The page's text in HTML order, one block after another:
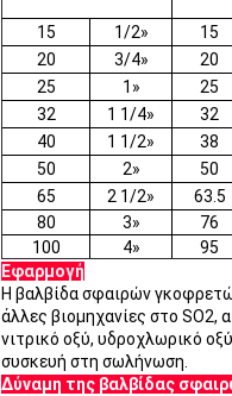
15 1/2» 15
20
3/4» 20
25
1» 25
32
1 1/4» 32
40
1 1/2» 38
50
2» 50
65
2 1/2» 63.5
80
3» 76
100
4» 95
Εφαρμογή
Η βαλβίδα σφαιρών
άλλες βιομηχανίες στο SO2,
νιτρικό οξύ, υδροχλωρικό
συσκευή στη σωλήνωση.
Δύναμη της βαλβίδας